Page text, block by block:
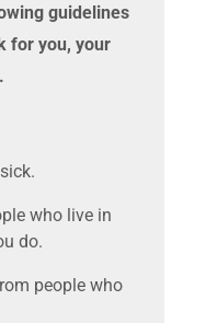
guidelines
for you, your
who live in
do.
people who